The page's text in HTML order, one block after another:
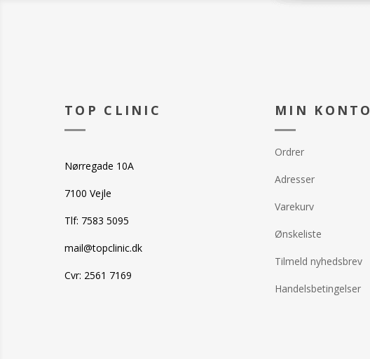
TOP CLINIC
Nørregade 10A
7100 Vejle
Tlf: 7583 5095
mail@topclinic.dk
Cvr: 2561 7169
MIN KONTO
Ordrer
Adresser
Varekurv
Ønskeliste
Tilmeld nyhedsbrev
Handelsbetingelser